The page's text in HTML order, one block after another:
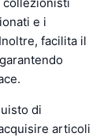
e i
facilita il
di
articoli